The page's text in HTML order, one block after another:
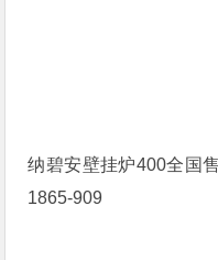
纳碧安壁挂炉400全国
1865-909